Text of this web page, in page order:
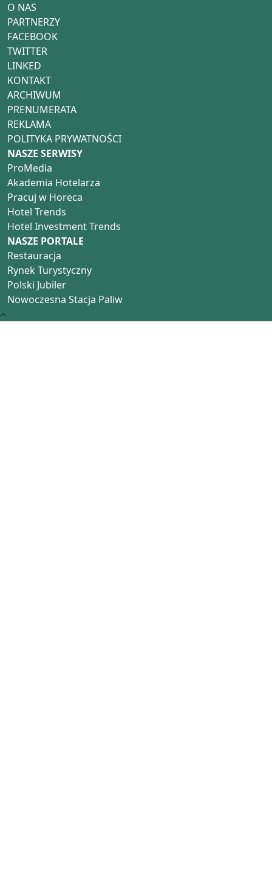
O NAS
PARTNERZY
FACEBOOK
TWITTER
LINKED
KONTAKT
ARCHIWUM
PRENUMERATA
REKLAMA
POLITYKA PRYWATNOŚCI
NASZE SERWISY
ProMedia
Akademia Hotelarza
Pracuj w Horeca
Hotel Trends
Hotel Investment Trends
NASZE PORTALE
Restauracja
Rynek Turystyczny
Polski Jubiler
Nowoczesna Stacja Paliw